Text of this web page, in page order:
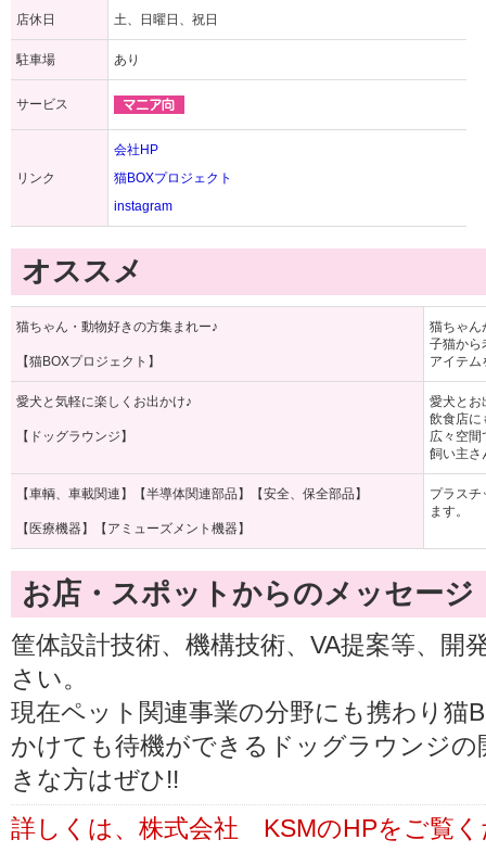
店休日 土、日曜日、祝日
駐車場 あり
サービス
リンク
会社HP
猫BOXプロジェクト
instagram
オススメ
猫ちゃん・動物好きの方集まれー♪
【猫BOXプロジェクト】
猫ちゃん
子猫から
アイテム
愛犬と気軽に楽しくお出かけ♪
【ドッグラウンジ】
愛犬とお
飲食店に
広々空間
飼い主さ
【車輌、車載関連】【半導体関連部品】【安全、保全部品】
【医療機器】【アミューズメント機器】
プラスチ
ます。
お店・スポットからのメッセージ
筐体設計技術、機構技術、VA提案等、
さい。
現在ペット関連事業の分野にも携わり猫
かけても待機ができるドッグラウンジ
きな方はぜひ!!
詳しくは、株式会社 KSMのHPをご覧く